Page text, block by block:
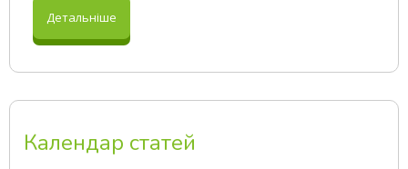
Детальніше
Календар статей